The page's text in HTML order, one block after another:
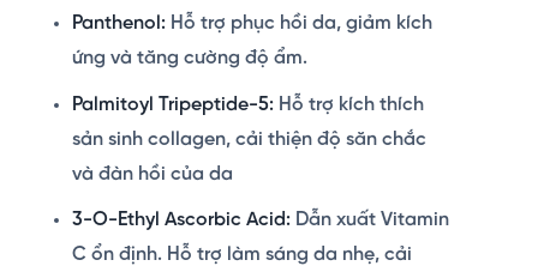
Panthenol:Hỗ trợ phục hồi da, giảm kích
ứng và tăng cường độ ẩm.
Palmitoyl Tripeptide-5: Hỗ trợ kích thích
sản sinh collagen, cải thiện độ săn chắc
và đàn hồi của da
3-O-Ethyl Ascorbic Acid: Dẫn xuất Vitamin
C ổn định. Hỗ trợ làm sáng da nhẹ, cải